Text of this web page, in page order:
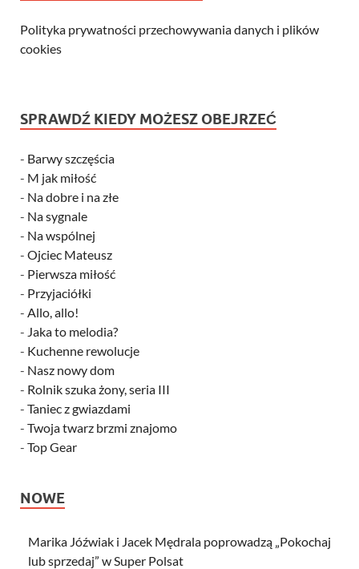
Polityka prywatności przechowywania danych i plików
cookies
SPRAWDŹ KIEDY MOŻESZ OBEJRZEĆ
- Barwy szczęścia
- M jak miłość
- Na dobre i na złe
- Na sygnale
- Na wspólnej
- Ojciec Mateusz
- Pierwsza miłość
- Przyjaciółki
- Allo, allo!
- Jaka to melodia?
- Kuchenne rewolucje
- Nasz nowy dom
- Rolnik szuka żony, seria III
- Taniec z gwiazdami
- Twoja twarz brzmi znajomo
- Top Gear
NOWE
Marika Jóźwiak i Jacek Mędrala poprowadzą „Pokochaj
lub sprzedaj” w Super Polsat